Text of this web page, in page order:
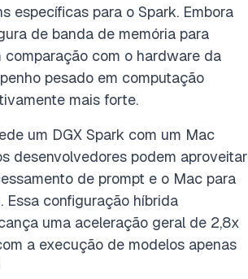
específicas para o Spark. Embora
de banda de memória para
com o hardware da
pesado em computação
mais forte.
um DGX Spark com um Mac
desenvolvedores podem aproveitar
de prompt e o Mac para
Essa configuração híbrida
uma aceleração geral de 2,8x
a execução de modelos apenas